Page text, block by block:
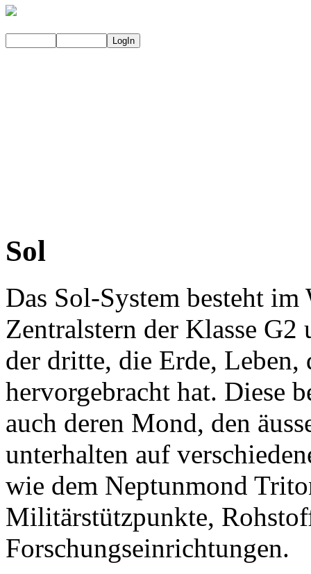
Sol
Das Sol-System besteht im
Zentralstern der Klasse G2
der dritte, die Erde,
hervorgebracht hat. Diese
auch deren Mond, den
unterhalten auf
wie dem Neptunmond
Militärstützpunkte,
Forschungseinrichtungen.